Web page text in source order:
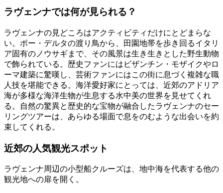
ラヴェンナでは何が見られる？
ラヴェンナの見どころはアクティビティだけにとどまらな
い。ポー・デルタの渡り鳥から、田園地帯を歩き回るイタリ
ア固有のノウサギまで、その風景は生き生きとした野生動物
で飾られている。歴史ファンにはビザンチン・モザイクやロ
ーマ建築に驚嘆し、芸術ファンにはこの街に息づく複雑な職
人技を堪能できる。海洋愛好家にとっては、近郊のアドリア
海が多様な海洋生物が生息する水中美の世界を見せてくれ
る。自然の驚異と歴史的な宝物が融合したラヴェンナのセー
リングツアーは、あらゆる場面で息をのむような出会いを約
束してくれる。
近郊の人気観光スポット
ラヴェンナ周辺の小型船クルーズは、地中海を代表する他の
観光地への扉を開く。